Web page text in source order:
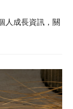
人成長資訊，關